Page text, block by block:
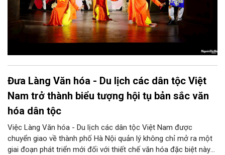
Đưa Làng Văn hóa - Du lịch các dân tộc Việt
Nam trở thành biểu tượng hội tụ bản sắc văn
hóa dân tộc
Việc Làng Văn hóa - Du lịch các dân tộc Việt Nam được
chuyển giao về thành phố Hà Nội quản lý không chỉ mở ra một
giai đoạn phát triển mới đối với thiết chế văn hóa đặc biệt này